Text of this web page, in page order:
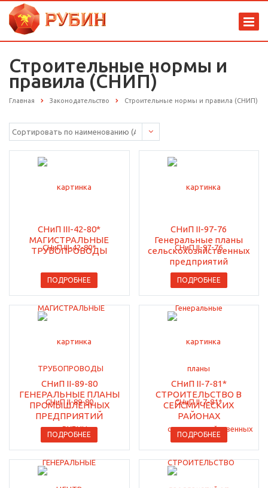
Строительные нормы и
правила (СНИП)
Главная Законодательство Строительные нормы и правила (СНИП)
СНиП III-42-80*
МАГИСТРАЛЬНЫЕ
ТРУБОПРОВОДЫ
ПОДРОБНЕЕ
СНиП II-97-76
Генеральные планы
сельскохозяйственных
предприятий
ПОДРОБНЕЕ
СНиП II-89-80
ГЕНЕРАЛЬНЫЕ ПЛАНЫ
ПРОМЫШЛЕННЫХ
ПРЕДПРИЯТИЙ
ПОДРОБНЕЕ
СНиП II-7-81*
СТРОИТЕЛЬСТВО В
СЕЙСМИЧЕСКИХ
РАЙОНАХ
ПОДРОБНЕЕ